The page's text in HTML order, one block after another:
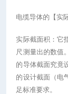
电缆导体的【实
实际截面积：它
尺测量出的数值
的导体截面究竟
的设计截面（电
足标准要求。